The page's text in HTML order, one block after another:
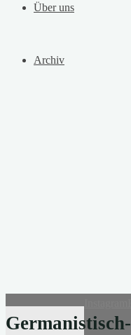
Über uns
Archiv
Germanistisch-